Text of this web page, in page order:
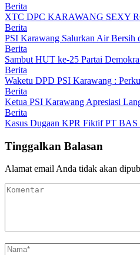
Berita
XTC DPC KARAWANG SEXY
Berita
PSI Karawang Salurkan Air Bersih
Berita
Sambut HUT ke-25 Partai
Berita
Waketu DPD PSI Karawang :
Berita
Ketua PSI Karawang Apresiasi
Berita
Kasus Dugaan KPR Fiktif PT
Tinggalkan Balasan
Alamat email Anda tidak akan